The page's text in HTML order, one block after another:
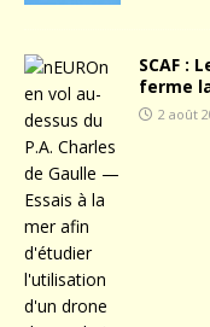
SCAF :
ferme
2 août